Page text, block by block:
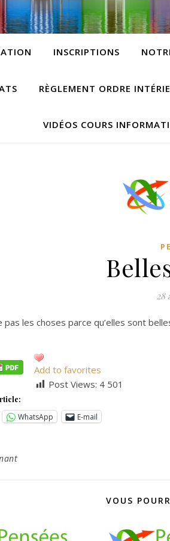
INSCRIPTIONS
RÈGLEMENT ORDRE
VIDÉOS COURS
28
pas les choses parce qu’elles sont
Add to favorites
Post Views: 4 501
WhatsApp E-mail
VOUS